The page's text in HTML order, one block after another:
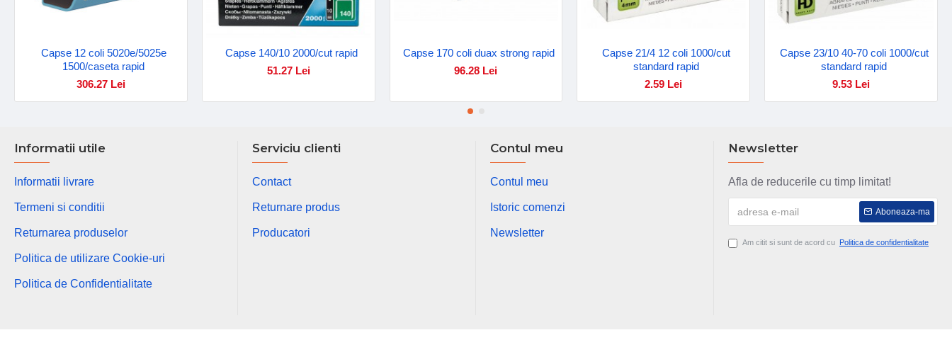
Capse 12 coli 5020e/5025e
1500/caseta rapid
306.27 Lei
Capse 140/10 2000/cut rapid
51.27 Lei
Capse 170 coli duax strong rapid
96.28 Lei
Capse 21/4 12 coli 1000/cut
standard rapid
2.59 Lei
Capse 23/10 40-70 coli 1000/cut
standard rapid
9.53 Lei
Informatii utile
Informatii livrare
Termeni si conditii
Returnarea produselor
Politica de utilizare Cookie-uri
Politica de Confidentialitate
Serviciu clienti
Contact
Returnare produs
Producatori
Contul meu
Contul meu
Istoric comenzi
Newsletter
Newsletter
Afla de reducerile cu timp limitat!
Aboneaza-ma
Am citit si sunt de acord cu Politica de confidentialitate